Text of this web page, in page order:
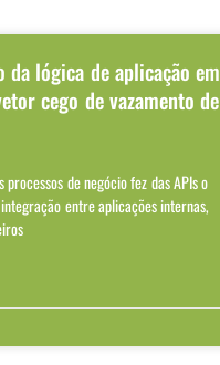
da lógica de aplicação em
cego de vazamento de
processos de negócio fez das APIs o
entre aplicações internas,